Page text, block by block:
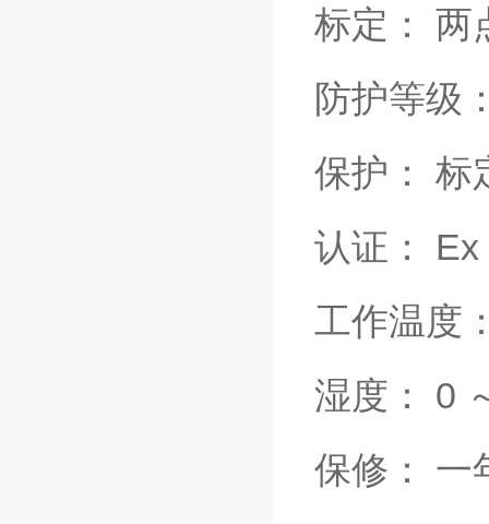
标定：
防护等
保护： 标
认证：
工作温
湿度： 0
保修： 一